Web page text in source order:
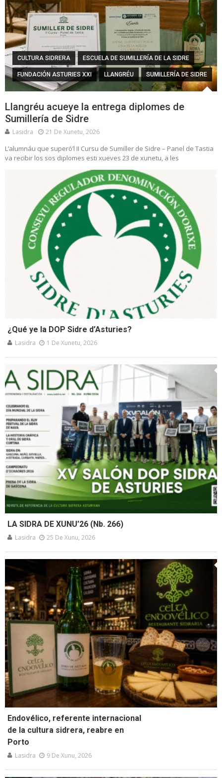
CULTURA SIDRERA ESCUELA DE SUMILLERÍA DE LA SIDRE
FUNDACIÓN ASTURIES XXI LLANGRÉU SUMILLERÍA DE SIDRE
Llangréu acueye la entrega diplomes de
Sumillería de Sidre
Lasidra 21 De Xunetu, 2026
L’alumnáu que superó’l II Cursu de Sumiller de Sidre – Panel de Tastia
va recibir los sos diplomes esti xueves 23 de xunetu, a les
¿Qué ye la DOP Sidre d’Asturies?
Lasidra 1 De Xunetu, 2026
LA SIDRA DE XUNU’26 (Nb. 266)
Lasidra 25 De Xunu, 2026
Endovélico, referente internacional
de la cultura sidrera, reabre en
Porto
Lasidra 9 De Xunu, 2026